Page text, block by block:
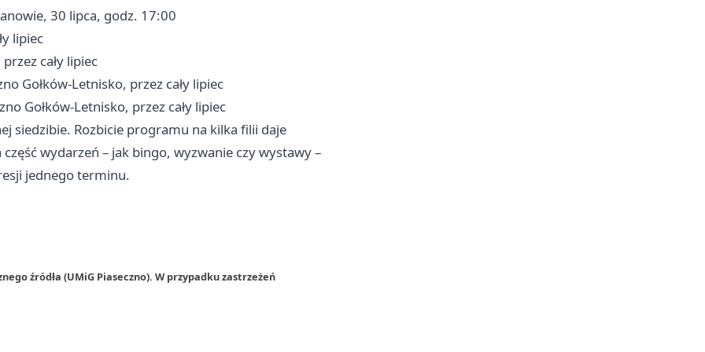
30 lipca, godz. 17:00
lipiec
cały lipiec
Gołków-Letnisko, przez cały lipiec
Gołków-Letnisko, przez cały lipiec
siedzibie. Rozbicie programu na kilka filii daje
wydarzeń – jak bingo, wyzwanie czy wystawy –
jednego terminu.
źródła (UMiG Piaseczno). W przypadku zastrzeżeń